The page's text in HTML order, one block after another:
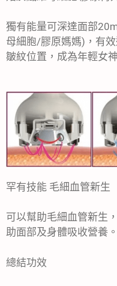
獨有能量可深達面部
母細胞/膠原媽媽)，有
皺紋位置，成為年輕女
罕有技能 毛細血管新生
可以幫助毛細血管新生
助面部及身體吸收營養。
總結功效